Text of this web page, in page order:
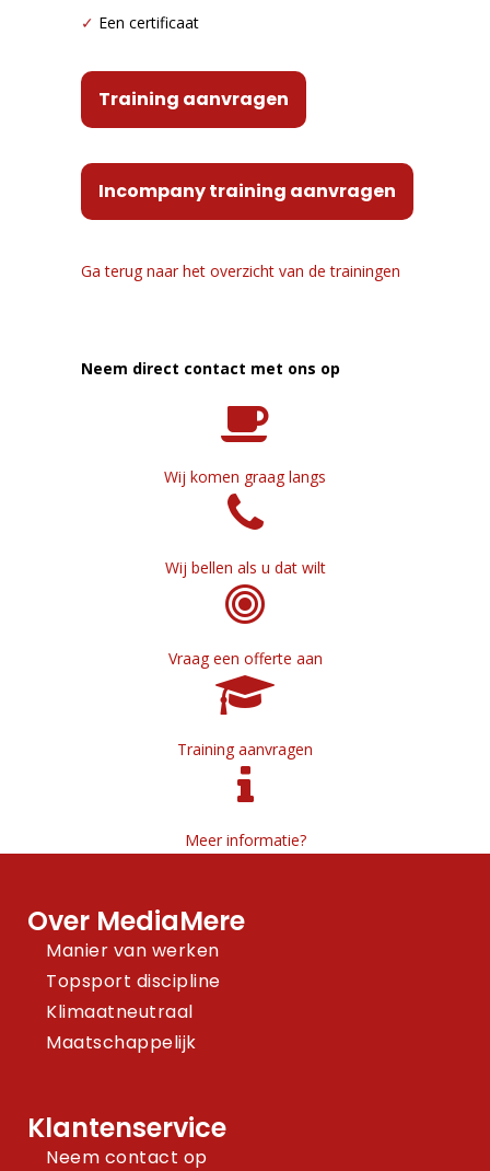
✓ Een certificaat
Training aanvragen
Incompany training aanvragen
Ga terug naar het overzicht van de trainingen
Neem direct contact met ons op
Wij komen graag langs
Wij bellen als u dat wilt
Vraag een offerte aan
Training aanvragen
Meer informatie?
Over MediaMere
Manier van werken
Topsport discipline
Klimaatneutraal
Maatschappelijk
Klantenservice
Neem contact op